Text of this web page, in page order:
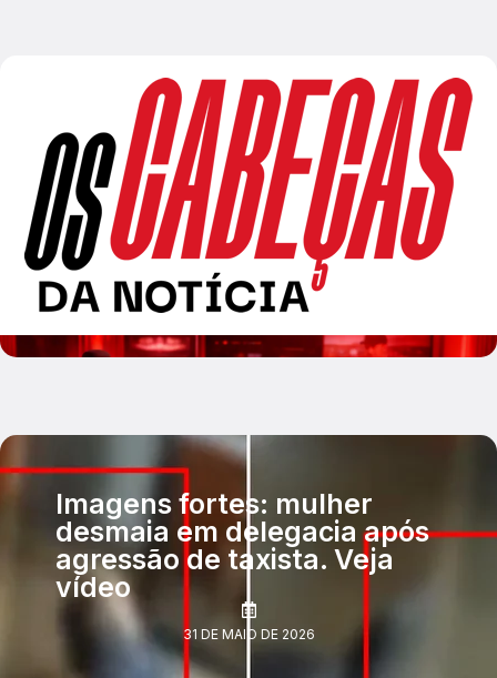
Imagens fortes: mulher
desmaia em delegacia após
agressão de taxista. Veja
vídeo
31 DE MAIO DE 2026